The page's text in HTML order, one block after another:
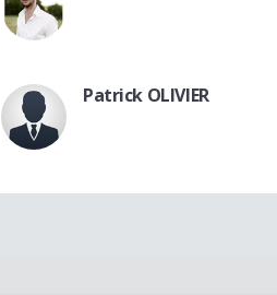
Patrick OLIVIER